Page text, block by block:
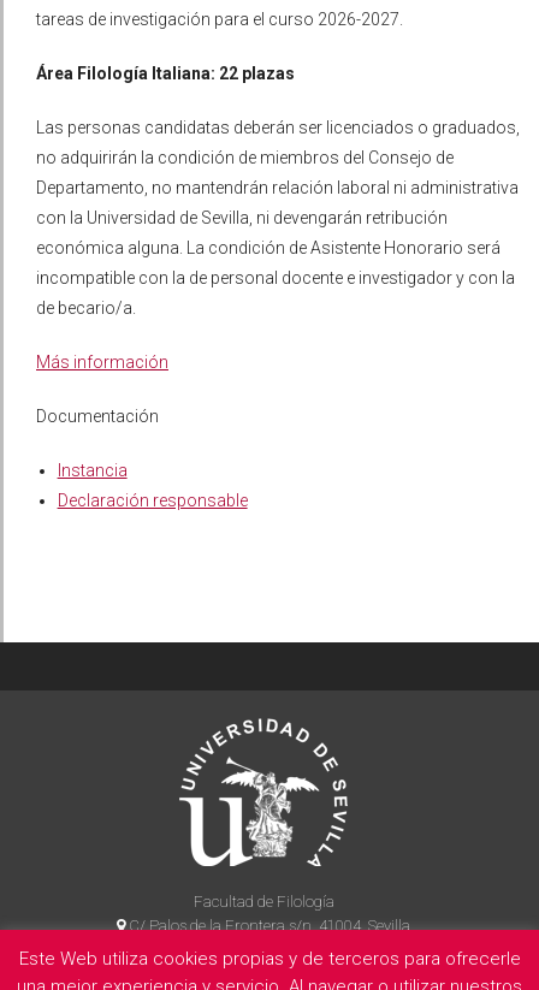
tareas de investigación para el curso 2026-2027.
Área Filología Italiana: 22 plazas
Las personas candidatas deberán ser licenciados o graduados,
no adquirirán la condición de miembros del Consejo de
Departamento, no mantendrán relación laboral ni administrativa
con la Universidad de Sevilla, ni devengarán retribución
económica alguna. La condición de Asistente Honorario será
incompatible con la de personal docente e investigador y con la
de becario/a.
Más información
Documentación
Instancia
Declaración responsable
Facultad de Filología
C/ Palos de la Frontera s/n, 41004, Sevilla
954 55 14 90
Este Web utiliza cookies propias y de terceros para ofrecerle